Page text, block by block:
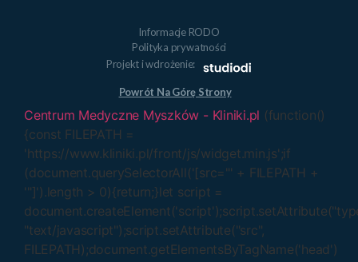
Informacje RODO
Polityka prywatności
Projekt i wdrożenie:
Powrót Na Górę Strony
Centrum Medyczne Myszków - Kliniki.pl (function()
{const FILEPATH =
'https://www.kliniki.pl/front/js/widget.min.js';if
(document.querySelectorAll('[src="' + FILEPATH +
'"]').length > 0){return;}let script =
"text/javascript");script.setAttribute("src",
FILEPATH);document.getElementsByTagName('head')